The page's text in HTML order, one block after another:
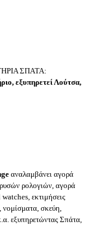
ΣΠΑΤΑ:
εξυπηρετεί Λούτσα,
αναλαμβάνει αγορά
ρολογιών, αγορά
εκτιμήσεις
νομίσματα, σκεύη,
εξυπηρετώντας Σπάτα,